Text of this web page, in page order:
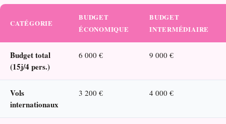
CATÉGORIE
BUDGET
ÉCONOMIQUE
BUDGET
INTERMÉDIAIRE
Budget total
(15j/4 pers.)
6 000 € 9 000 €
Vols
internationaux
3 200 € 4 000 €